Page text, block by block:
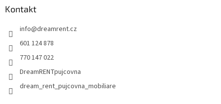
Kontakt
info@dreamrent.cz
601 124 878
770 147 022
DreamRENTpujcovna
dream_rent_pujcovna_mobiliare